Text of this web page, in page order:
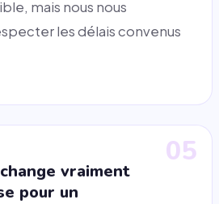
mais nous nous
les délais convenus
05
vraiment
pour un